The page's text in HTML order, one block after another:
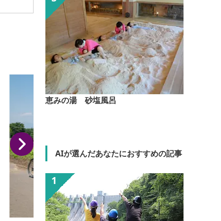
恵みの湯 砂塩風呂
AIが選んだあなたにおすすめの記事